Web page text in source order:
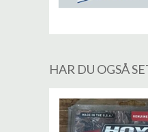
HAR DU OGSÅ